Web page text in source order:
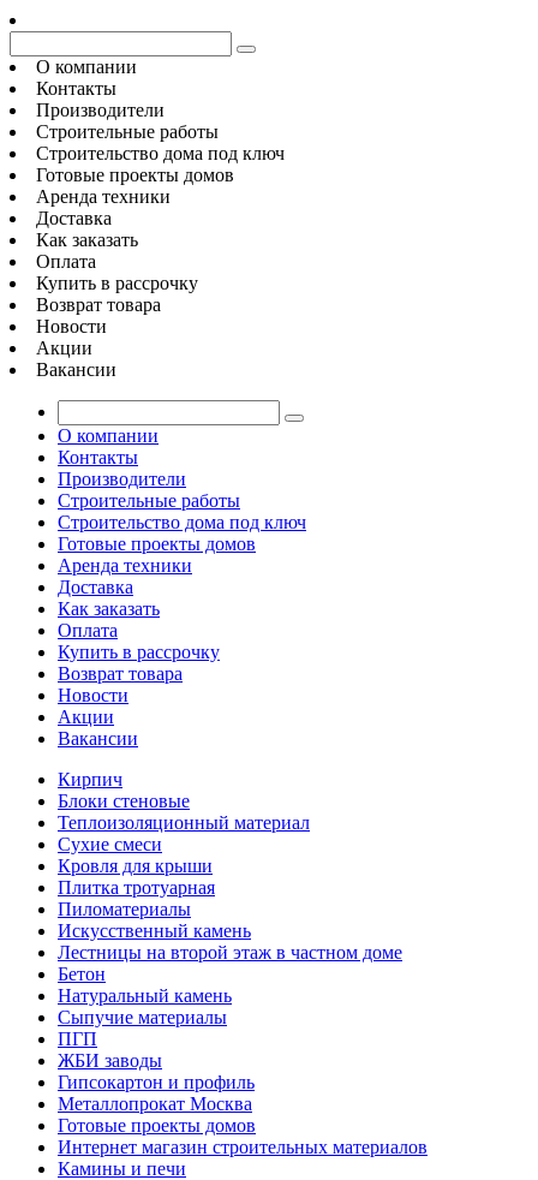
О компании
Контакты
Производители
Строительные работы
Строительство дома под ключ
Готовые проекты домов
Аренда техники
Доставка
Как заказать
Оплата
Купить в рассрочку
Возврат товара
Новости
Акции
Вакансии
О компании
Контакты
Производители
Строительные работы
Строительство дома под ключ
Готовые проекты домов
Аренда техники
Доставка
Как заказать
Оплата
Купить в рассрочку
Возврат товара
Новости
Акции
Вакансии
Кирпич
Блоки стеновые
Теплоизоляционный материал
Сухие смеси
Кровля для крыши
Плитка тротуарная
Пиломатериалы
Искусственный камень
Лестницы на второй этаж в частном доме
Бетон
Натуральный камень
Сыпучие материалы
ПГП
ЖБИ заводы
Гипсокартон и профиль
Металлопрокат Москва
Готовые проекты домов
Интернет магазин строительных материалов
Камины и печи